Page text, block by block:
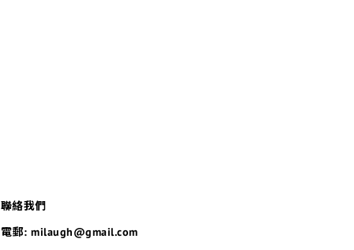
聯絡我們
電郵: milaugh@gmail.com